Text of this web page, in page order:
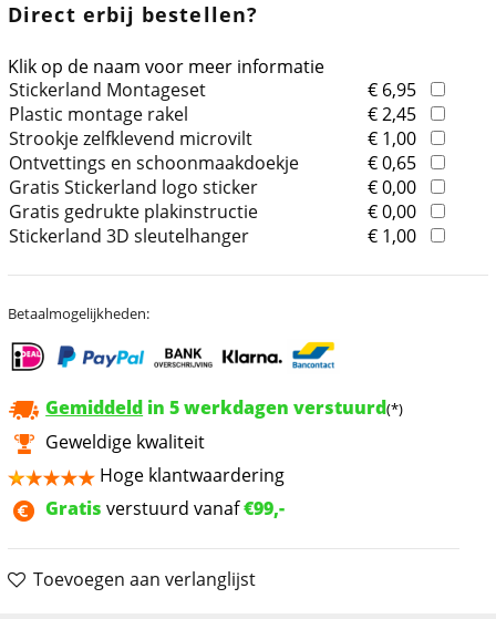
Direct erbij bestellen?
Klik op de naam voor meer informatie
Stickerland Montageset
€ 6,95
Plastic montage rakel
€ 2,45
Strookje zelfklevend microvilt
€ 1,00
Ontvettings en schoonmaakdoekje
€ 0,65
Gratis Stickerland logo sticker
€ 0,00
Gratis gedrukte plakinstructie
€ 0,00
Stickerland 3D sleutelhanger
€ 1,00
Betaalmogelijkheden:
Gemiddeld in 5 werkdagen verstuurd(*)
Geweldige kwaliteit
Hoge klantwaardering
Gratis verstuurd vanaf€99,-
Toevoegen aan verlanglijst